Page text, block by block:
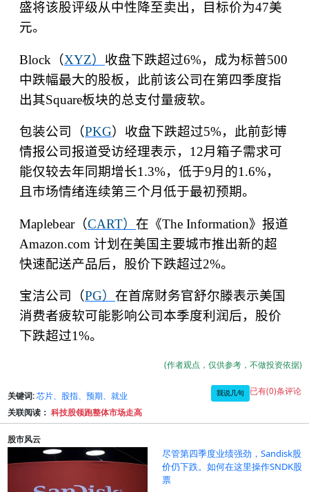
盛将该股评级从中性降至卖出，目标价为47美
元。
Block （XYZ） 收盘下跌超过6%，成为标普500
中跌幅最大的股板，此前该公司在第四季度指
出其Square板块的总支付量疲软。
包装公司（PKG）收盘下跌超过5%，此前彭博
情报公司报道受访经理表示， 12月箱子需求可
能仅较去年同期增长1.3%，低于9月的1.6%，
且市场情绪连续第三个月低于最初预期。
Maplebear（CART） 在《The Information》报道
Amazon.com 计划在美国主要城市推出新的超
快速配送产品后，股价下跌超过2%。
宝洁公司（PG） 在首席财务官舒尔滕表示美国
消费者疲软可能影响公司本季度利润后，股价
下跌超过1%。
(作者观点，仅供参考，不做投资依据)
关键词: 芯片、股指、预期、就业 我说几句 已有(0)条评论
关联阅读： 科技股领跑整体市场走高
股市风云
尽管第四季度业绩强劲，Sandisk股
价仍下跌。如何在这里操作SNDK股
票